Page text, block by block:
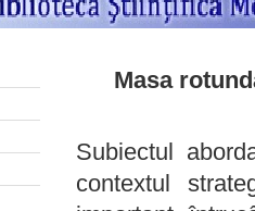
Masa
Subiectul
contextul